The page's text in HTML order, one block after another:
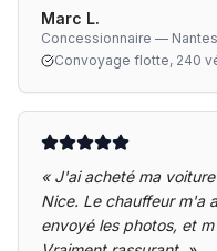
Marc L.
Concessionnaire — Nantes
Convoyage flotte, 240
« J'ai acheté ma
Nice. Le chauffeur m'a
envoyé les photos, et